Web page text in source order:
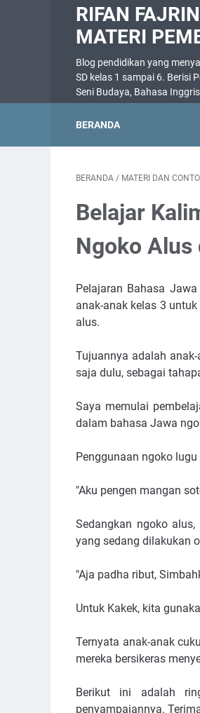
RIFAN
MATERI
Blog pendidikan yang
SD kelas 1 sampai 6. Berisi
Seni Budaya, Bahasa
BERANDA
BERANDA / MATERI DAN
Belajar
Ngoko Alus
Pelajaran Bahasa
anak-anak kelas 3
alus.
Tujuannya adalah
saja dulu, sebagai
Saya memulai
dalam bahasa Jawa
Penggunaan ngoko
"Aku pengen mangan
Sedangkan ngoko
yang sedang dilakukan
"Aja padha ribut,
Untuk Kakek, kita
Ternyata anak-anak
mereka bersikeras
Berikut ini adalah
penyampaiannya.